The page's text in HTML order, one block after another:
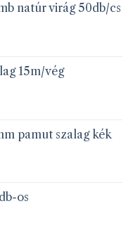
natúr virág 50db/cs
15m/vég
pamut szalag kék
os